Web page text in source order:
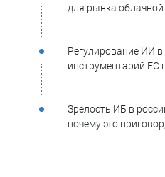
для рынка облачной
Регулирование ИИ
инструментарий ЕС
Зрелость ИБ в
почему это